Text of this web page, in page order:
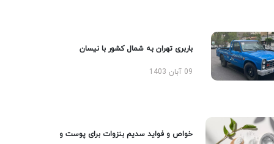
باربری تهران به شمال کشور با نیسان
09 آبان 1403
خواص و فواید سدیم بنزوات برای پوست و